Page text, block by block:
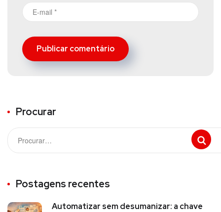
Procurar
Postagens recentes
Automatizar sem desumanizar: a chave